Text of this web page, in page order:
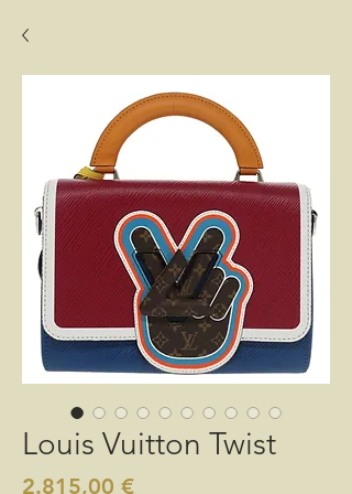
Louis Vuitton Twist
2.815,00 €Preis